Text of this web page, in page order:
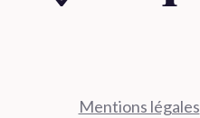
Mentions légales